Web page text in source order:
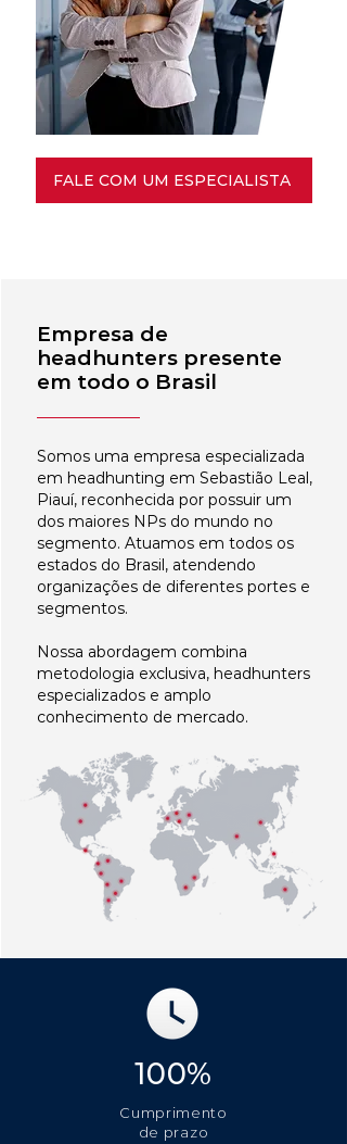
FALE COM UM ESPECIALISTA
Empresa de
headhunters presente
em todo o Brasil
Somos uma empresa especializada
em headhunting em Sebastião Leal,
Piauí, reconhecida por possuir um
dos maiores NPs do mundo no
segmento. Atuamos em todos os
estados do Brasil, atendendo
organizações de diferentes portes e
segmentos.
Nossa abordagem combina
metodologia exclusiva, headhunters
especializados e amplo
conhecimento de mercado.
100%
Cumprimento
de prazo